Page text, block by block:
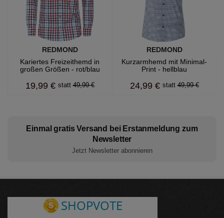
REDMOND
Kariertes Freizeithemd in
großen Größen - rot/blau
19,99 € 49,99 €
REDMOND
Kurzarmhemd mit Minimal-
Print - hellblau
24,99 € 49,99 €
Einmal gratis Versand bei Erstanmeldung zum
Newsletter
Jetzt Newsletter abonnieren